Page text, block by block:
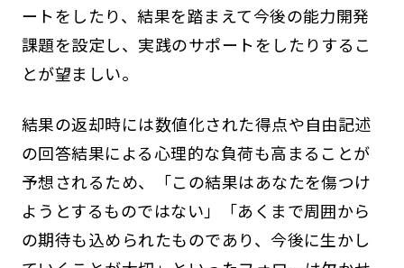
ートをしたり、結果を踏まえて今後の能力開発
課題を設定し、実践のサポートをしたりするこ
とが望ましい。
結果の返却時には数値化された得点や自由記述
の回答結果による心理的な負荷も高まることが
予想されるため、「この結果はあなたを傷つけ
ようとするものではない」「あくまで周囲から
の期待も込められたものであり、今後に生かし